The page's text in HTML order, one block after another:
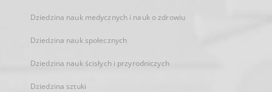
Dziedzina nauk medycznych i nauk o zdrowiu
Dziedzina nauk społecznych
Dziedzina nauk ścisłych i przyrodniczych
Dziedzina sztuki